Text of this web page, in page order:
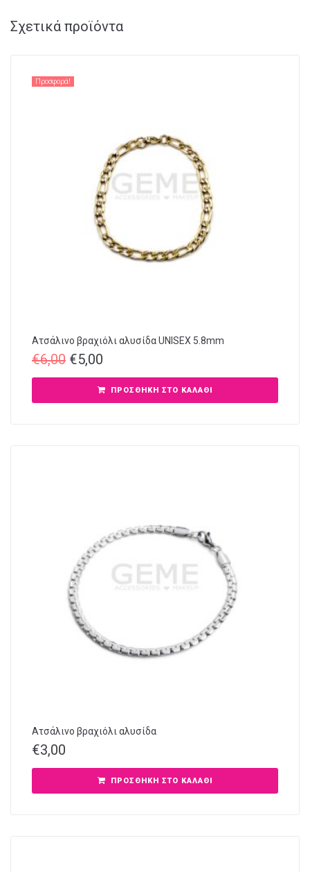
Σχετικά προϊόντα
Προσφορά!
Ατσάλινο βραχιόλι αλυσίδα UNISEX 5.8mm
€6,00 €5,00
ΠΡΟΣΘΉΚΗ ΣΤΟ ΚΑΛΆΘΙ
Ατσάλινο βραχιόλι αλυσίδα
€3,00
ΠΡΟΣΘΉΚΗ ΣΤΟ ΚΑΛΆΘΙ